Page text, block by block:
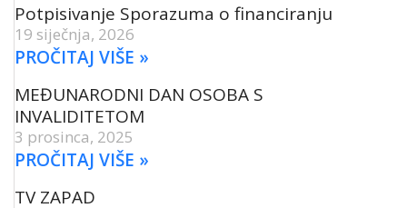
Potpisivanje Sporazuma o financiranju
19 siječnja, 2026
PROČITAJ VIŠE »
MEĐUNARODNI DAN OSOBA S
INVALIDITETOM
3 prosinca, 2025
PROČITAJ VIŠE »
TV ZAPAD